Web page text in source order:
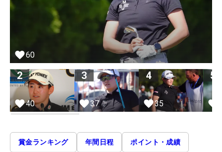
60
2
40
3
37
4
35
5
賞金ランキング 年間日程 ポイント・成績